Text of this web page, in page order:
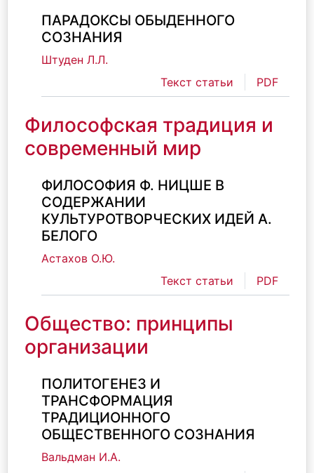
ПАРАДОКСЫ ОБЫДЕННОГО
СОЗНАНИЯ
Штуден Л.Л.
Текст статьи
PDF
Философская традиция и
современный мир
ФИЛОСОФИЯ Ф. НИЦШЕ В
СОДЕРЖАНИИ
КУЛЬТУРОТВОРЧЕСКИХ ИДЕЙ А.
БЕЛОГО
Астахов О.Ю.
Текст статьи
PDF
Общество: принципы
организации
ПОЛИТОГЕНЕЗ И
ТРАНСФОРМАЦИЯ
ТРАДИЦИОННОГО
ОБЩЕСТВЕННОГО СОЗНАНИЯ
Вальдман И.А.